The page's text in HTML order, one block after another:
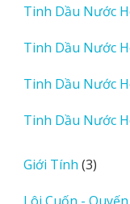
Tinh Dầu Nước
Tinh Dầu Nước
Tinh Dầu Nước
Tinh Dầu Nước
Giới Tính 33